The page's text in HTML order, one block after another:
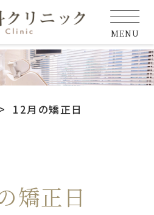
MENU
12月の矯正日
矯正日